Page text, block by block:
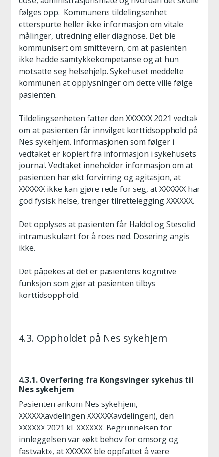
følges opp. Kommunens tildelingsenhet
etterspurte heller ikke informasjon om vitale
målinger, utredning eller diagnose. Det ble
kommunisert om smittevern, om at pasienten
ikke hadde samtykkekompetanse og at hun
motsatte seg helsehjelp. Sykehuset meddelte
kommunen at opplysninger om dette ville følge
pasienten.
Tildelingsenheten fatter den XXXXXX 2021 vedtak
om at pasienten får innvilget korttidsopphold på
Nes sykehjem. Informasjonen som følger i
vedtaket er kopiert fra informasjon i sykehusets
journal. Vedtaket inneholder informasjon om at
pasienten har økt forvirring og agitasjon, at
XXXXXX ikke kan gjøre rede for seg, at XXXXXX har
god fysisk helse, trenger tilrettelegging XXXXXX.
Det opplyses at pasienten får Haldol og Stesolid
intramuskulært for å roes ned. Dosering angis
ikke.
Det påpekes at det er pasientens kognitive
funksjon som gjør at pasienten tilbys
korttidsopphold.
4.3. Oppholdet på Nes sykehjem
4.3.1. Overføring fra Kongsvinger sykehus til
Nes sykehjem
Pasienten ankom Nes sykehjem,
XXXXXXavdelingen XXXXXXavdelingen), den
XXXXXX 2021 kl. XXXXXX. Begrunnelsen for
innleggelsen var «økt behov for omsorg og
fastvakt», at XXXXXX ble oppfattet å være